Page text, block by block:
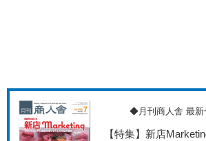
◆月刊商人舎 最
【特集】新店